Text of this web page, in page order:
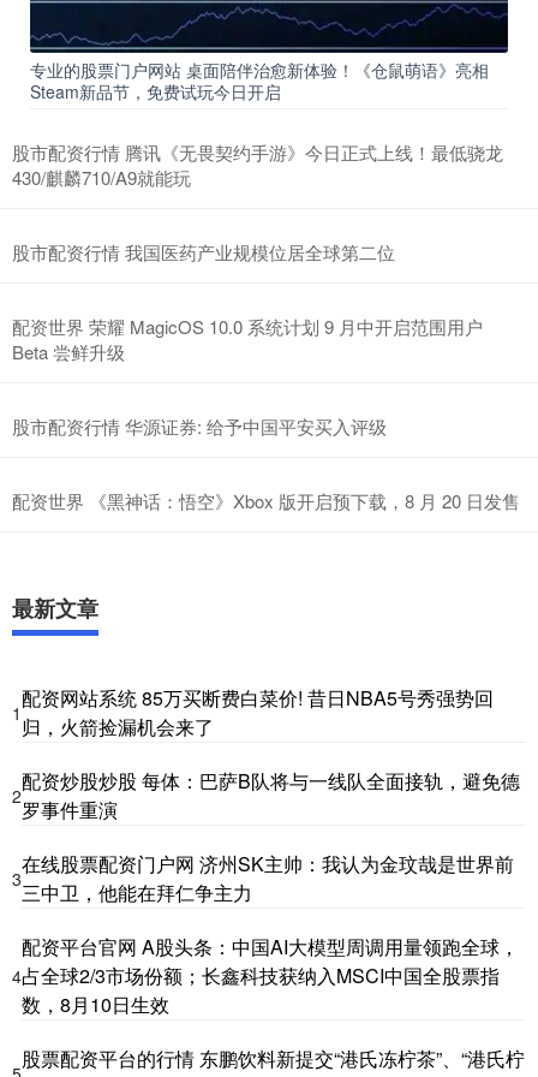
专业的股票门户网站 桌面陪伴治愈新体验！《仓鼠萌语》亮相
Steam新品节，免费试玩今日开启
股市配资行情 腾讯《无畏契约手游》今日正式上线！最低骁龙
430/麒麟710/A9就能玩
股市配资行情 我国医药产业规模位居全球第二位
配资世界 荣耀 MagicOS 10.0 系统计划 9 月中开启范围用户
Beta 尝鲜升级
股市配资行情 华源证券: 给予中国平安买入评级
配资世界 《黑神话：悟空》Xbox 版开启预下载，8 月 20 日发售
最新文章
1
配资网站系统 85万买断费白菜价! 昔日NBA5号秀强势回
归，火箭捡漏机会来了
2
配资炒股炒股 每体：巴萨B队将与一线队全面接轨，避免德
罗事件重演
3
在线股票配资门户网 济州SK主帅：我认为金玟哉是世界前
三中卫，他能在拜仁争主力
4
配资平台官网 A股头条：中国AI大模型周调用量领跑全球，
占全球2/3市场份额；长鑫科技获纳入MSCI中国全股票指
数，8月10日生效
股票配资平台的行情 东鹏饮料新提交“港氏冻柠茶”、“港氏柠